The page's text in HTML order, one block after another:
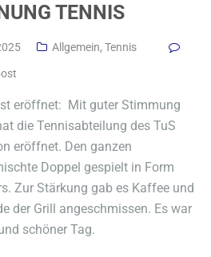
TENNIS
Allgemein, Tennis
eröffnet: Mit guter Stimmung
die Tennisabteilung des TuS
eröffnet. Den ganzen
Doppel gespielt in Form
Zur Stärkung gab es Kaffee und
der Grill angeschmissen. Es war
schöner Tag.